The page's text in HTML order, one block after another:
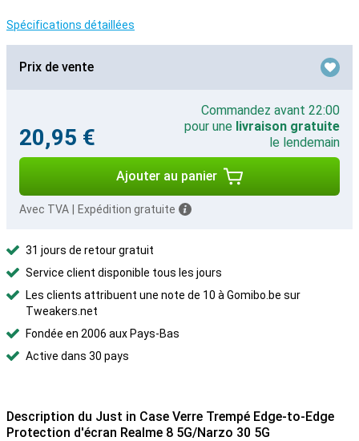
Spécifications détaillées
Prix de vente
20,95 €
Commandez avant 22:00
pour une livraison gratuite
le lendemain
Ajouter au panier
Avec TVA Expédition gratuite
31 jours de retour gratuit
Service client disponible tous les jours
Les clients attribuent une note de 10 à Gomibo.be sur
Tweakers.net
Fondée en 2006 aux Pays-Bas
Active dans 30 pays
Description du Just in Case Verre Trempé Edge-to-Edge
Protection d'écran Realme 8 5G/Narzo 30 5G